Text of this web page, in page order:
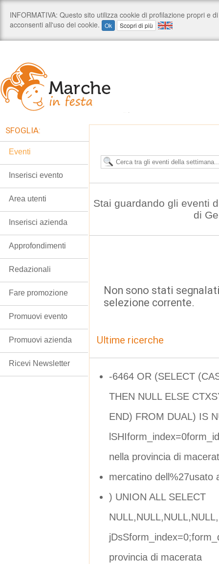
Stai guardando gli eventi
di
Non sono stati
selezione corrente.
Ultime ricerche
-6464 OR (SELECT
THEN NULL ELSE
END) FROM DUAL) IS
nella provincia di
mercatino dell%27usato
) UNION ALL SELECT
provincia di macerata
SFOGLIA:
Eventi
Inserisci evento
Area utenti
Inserisci azienda
Approfondimenti
Redazionali
Fare promozione
Promuovi evento
Promuovi azienda
Ricevi Newsletter